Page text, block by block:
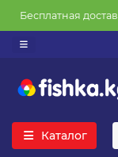
Бесплатная
Каталог